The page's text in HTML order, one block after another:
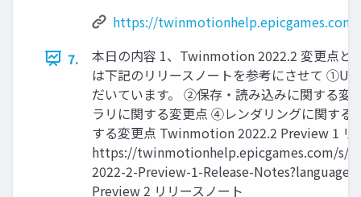
https://twinmotionhelp.epicgames.com/
7.
本日の内容 1、Twinmotion 2022.2 変更点と
は下記のリリースノートを参考にさせて ①UI
だいています。 ②保存・読み込みに関する変
ラリに関する変更点 ④レンダリングに関す
する変更点 Twinmotion 2022.2 Preview 1 リ
https://twinmotionhelp.epicgames.com/s/
2022-2-Preview-1-Release-
Preview 2 リリースノート